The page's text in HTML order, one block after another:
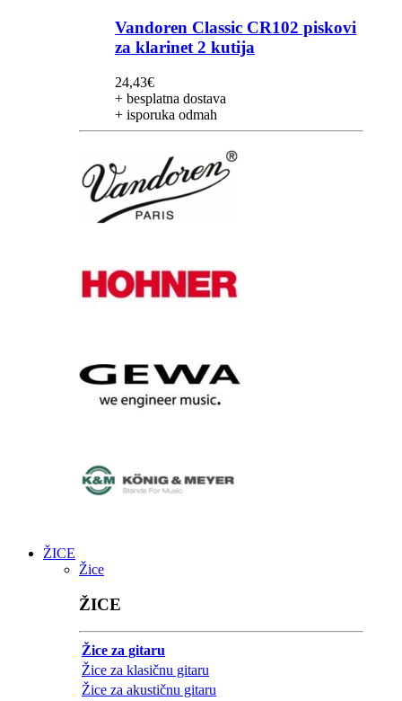
Vandoren Classic CR102 piskovi
za klarinet 2 kutija
24,43€
+ besplatna dostava
+ isporuka odmah
ŽICE
Žice
ŽICE
Žice za gitaru
Žice za klasičnu gitaru
Žice za akustičnu gitaru